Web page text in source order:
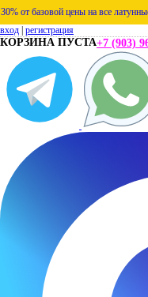
цены на все латунные изделия!!!
вход регистрация
КОРЗИНА ПУСТА+7 (903)